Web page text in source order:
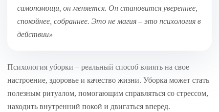
самопомощи, он меняется. Он становится увереннее,
спокойнее, собраннее. Это не магия – это психология в
действии»
Психология уборки – реальный способ влиять на свое
настроение, здоровье и качество жизни. Уборка может стать
полезным ритуалом, помогающим справляться со стрессом,
находить внутренний покой и двигаться вперед.